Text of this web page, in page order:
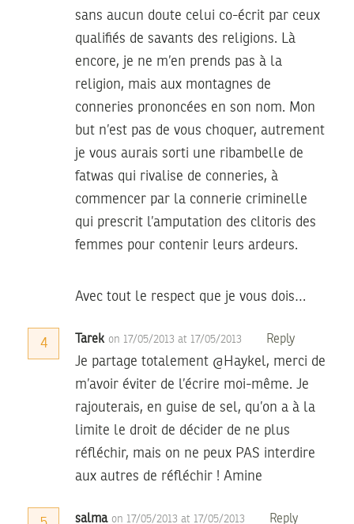
sans aucun doute celui co-écrit par ceux
qualifiés de savants des religions. Là
encore, je ne m’en prends pas à la
religion, mais aux montagnes de
conneries prononcées en son nom. Mon
but n’est pas de vous choquer, autrement
je vous aurais sorti une ribambelle de
fatwas qui rivalise de conneries, à
commencer par la connerie criminelle
qui prescrit l’amputation des clitoris des
femmes pour contenir leurs ardeurs.
Avec tout le respect que je vous dois…
4 Tarek on 17/05/2013 at 17/05/2013 Reply
Je partage totalement @Haykel, merci de
m’avoir éviter de l’écrire moi-même. Je
rajouterais, en guise de sel, qu’on a à la
limite le droit de décider de ne plus
réfléchir, mais on ne peux PAS interdire
aux autres de réfléchir ! Amine
salma on 17/05/2013 at 17/05/2013 Reply